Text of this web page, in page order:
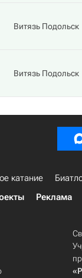
Витязь Подольск
Витязь Подольск
катание
Реклама